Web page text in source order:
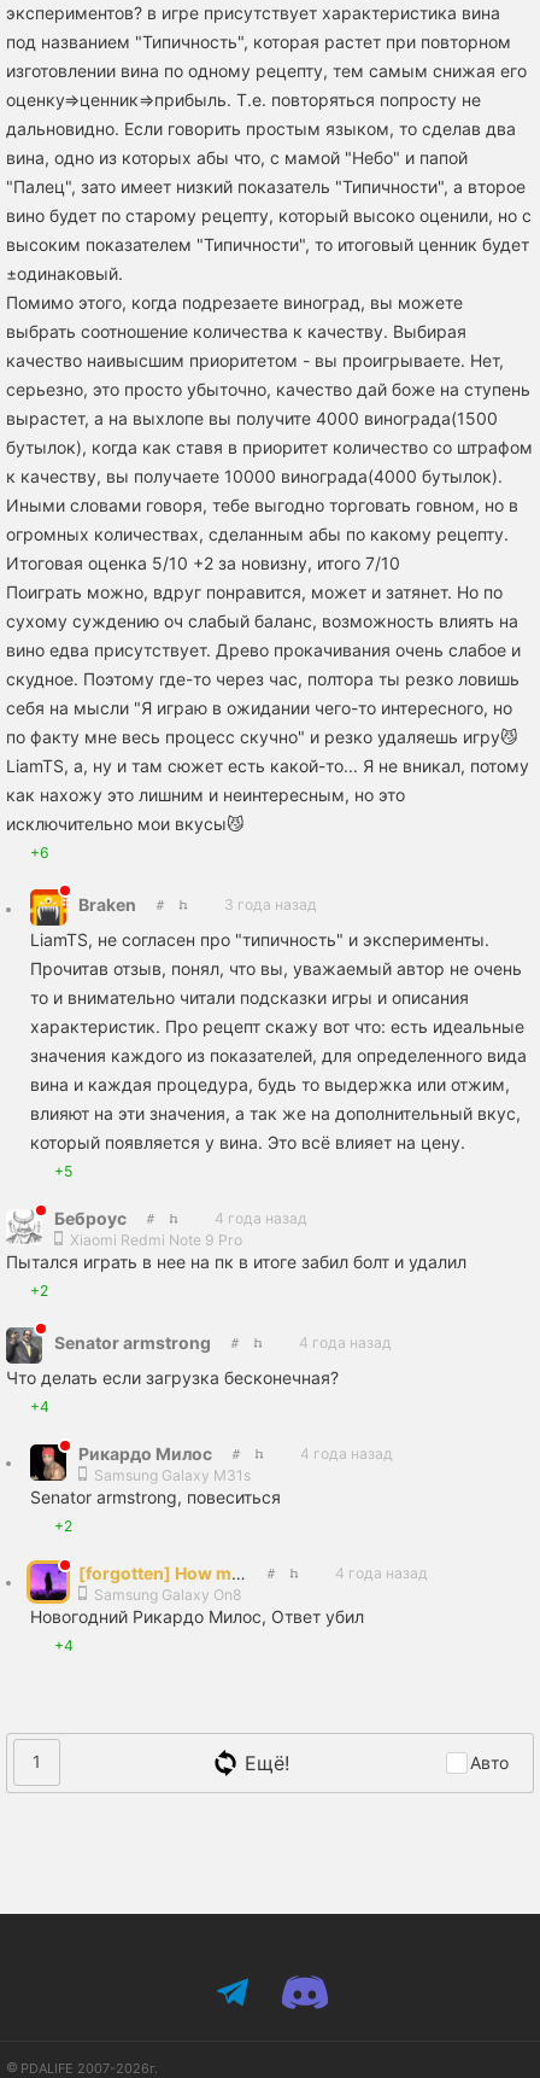
экспериментов? в игре присутствует характеристика вина
под названием "Типичность", которая растет при повторном
изготовлении вина по одному рецепту, тем самым снижая его
оценку=>ценник=>прибыль. Т.е. повторяться попросту не
дальновидно. Если говорить простым языком, то сделав два
вина, одно из которых абы что, с мамой "Небо" и папой
"Палец", зато имеет низкий показатель "Типичности", а второе
вино будет по старому рецепту, который высоко оценили, но с
высоким показателем "Типичности", то итоговый ценник будет
±одинаковый.
Помимо этого, когда подрезаете виноград, вы можете
выбрать соотношение количества к качеству. Выбирая
качество наивысшим приоритетом - вы проигрываете. Нет,
серьезно, это просто убыточно, качество дай боже на ступень
вырастет, а на выхлопе вы получите 4000 винограда(1500
бутылок), когда как ставя в приоритет количество со штрафом
к качеству, вы получаете 10000 винограда(4000 бутылок).
Иными словами говоря, тебе выгодно торговать говном, но в
огромных количествах, сделанным абы по какому рецепту.
Итоговая оценка 5/10 +2 за новизну, итого 7/10
Поиграть можно, вдруг понравится, может и затянет. Но по
сухому суждению оч слабый баланс, возможность влиять на
вино едва присутствует. Древо прокачивания очень слабое и
скудное. Поэтому где-то через час, полтора ты резко ловишь
себя на мысли "Я играю в ожидании чего-то интересного, но
по факту мне весь процесс скучно" и резко удаляешь игру😼
LiamTS, а, ну и там сюжет есть какой-то... Я не вникал, потому
как нахожу это лишним и неинтересным, но это
исключительно мои вкусы😼
+6
Braken 3 года назад
LiamTS, не согласен про "типичность" и эксперименты.
Прочитав отзыв, понял, что вы, уважаемый автор не очень
то и внимательно читали подсказки игры и описания
характеристик. Про рецепт скажу вот что: есть идеальные
значения каждого из показателей, для определенного вида
вина и каждая процедура, будь то выдержка или отжим,
влияют на эти значения, а так же на дополнительный вкус,
который появляется у вина. Это всё влияет на цену.
+5
Беброус
4 года назад
Xiaomi Redmi Note 9 Pro
Пытался играть в нее на пк в итоге забил болт и удалил
+2
Senator armstrong 4 года назад
Что делать если загрузка бесконечная?
+4
Рикардо Милос
4 года назад
Samsung Galaxy M31s
Senator armstrong, повеситься
+2
[forgotten] How much is your life worth
4 года назад
Samsung Galaxy On8
Новогодний Рикардо Милос, Ответ убил
+4
1 Ещё! Авто
PDALIFE 2007-2026г.